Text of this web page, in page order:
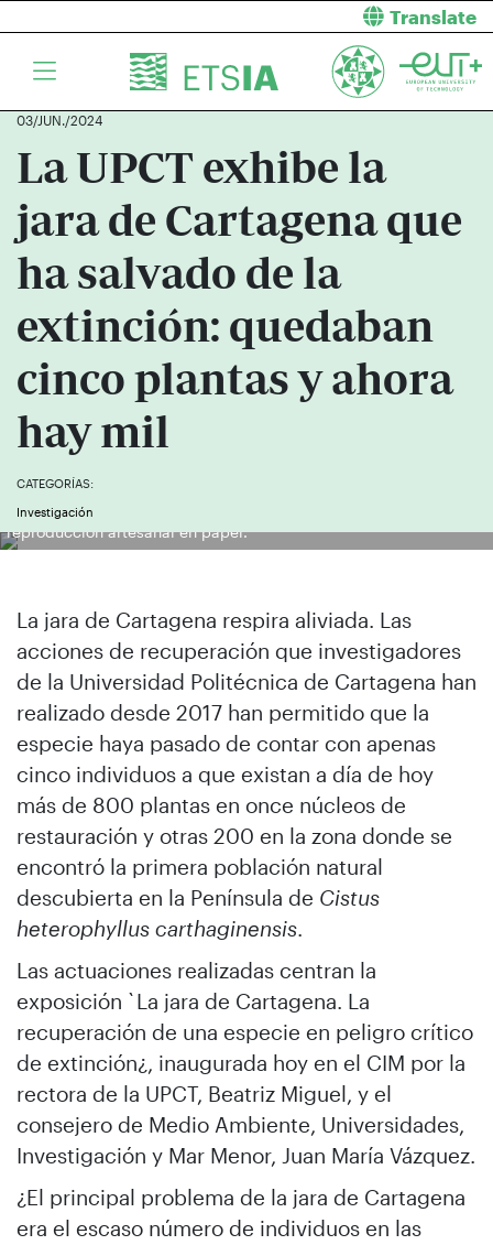
Translate
03/JUN./2024
La UPCT exhibe la
jara de Cartagena que
ha salvado de la
extinción: quedaban
cinco plantas y ahora
hay mil
CATEGORÍAS:
Investigación
La investigadora responsable, María José Vicente, y la Rectora
muestran al consejero un ejemplar de jara de Cartagena y una
reproducción artesanal en papel.
La jara de Cartagena respira aliviada. Las
acciones de recuperación que investigadores
de la Universidad Politécnica de Cartagena han
realizado desde 2017 han permitido que la
especie haya pasado de contar con apenas
cinco individuos a que existan a día de hoy
más de 800 plantas en once núcleos de
restauración y otras 200 en la zona donde se
encontró la primera población natural
descubierta en la Península de Cistus
heterophyllus carthaginensis.
Las actuaciones realizadas centran la
exposición `La jara de Cartagena. La
recuperación de una especie en peligro crítico
de extinción¿, inaugurada hoy en el CIM por la
rectora de la UPCT, Beatriz Miguel, y el
consejero de Medio Ambiente, Universidades,
Investigación y Mar Menor, Juan María Vázquez.
¿El principal problema de la jara de Cartagena
era el escaso número de individuos en las